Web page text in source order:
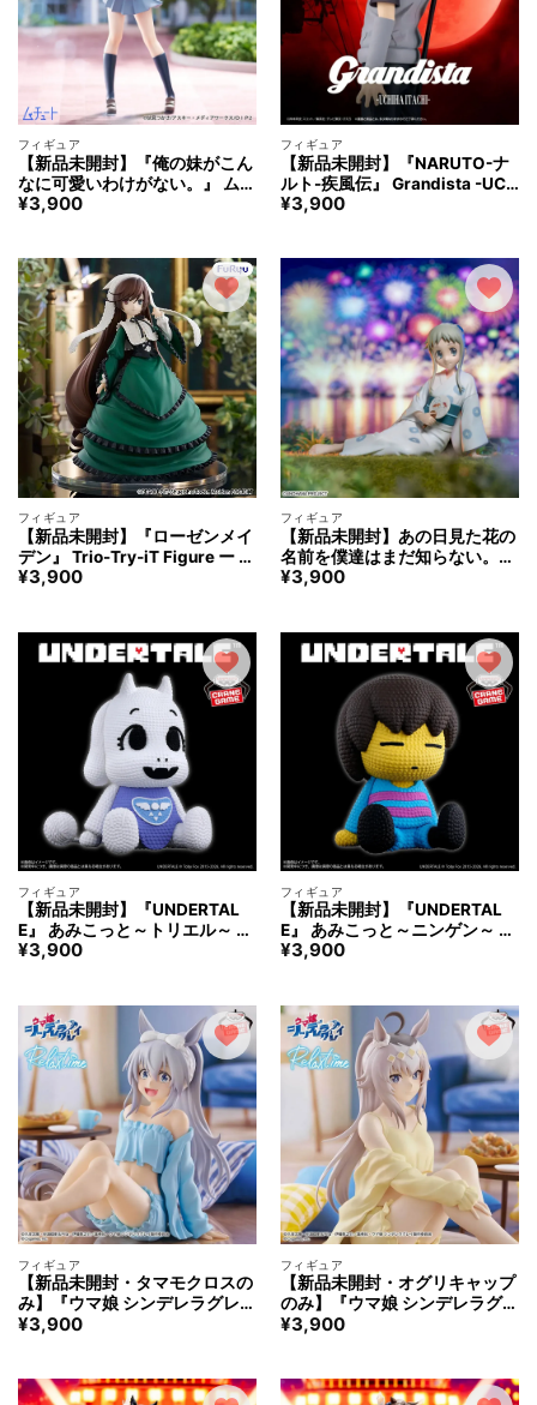
フィギュア
【新品未開封】『俺の妹がこん
なに可愛いわけがない。』 ムチ
ュート ー 高坂桐乃 ー フィギュ
¥3,900
フィギュア
【新品未開封】『NARUTO-ナ
ルト-疾風伝』 Grandista -UCH
IHA ITACHI-Ⅱ うちはいたち グ
¥3,900
フィギュア
【新品未開封】『ローゼンメイ
デン』 Trio-Try-iT Figure ー 翠
星石 ー フィギュア
¥3,900
フィギュア
【新品未開封】あの日見た花の
名前を僕達はまだ知らない。Yu
memirize ‐本間芽衣子‐ フィギ
¥3,900
フィギュア
【新品未開封】『UNDERTAL
E』 あみこっと～トリエル～ フ
ィギュア
¥3,900
フィギュア
【新品未開封】『UNDERTAL
E』 あみこっと～ニンゲン～ フ
ィギュア
¥3,900
フィギュア
【新品未開封・タマモクロスの
み】『ウマ娘 シンデレラグレ
イ』 -Relax time- タマモクロス
¥3,900
フィギュア
【新品未開封・オグリキャップ
のみ】『ウマ娘 シンデレラグレ
イ』 -Relax time- タマモクロス
¥3,900